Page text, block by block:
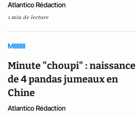
Atlantico Rédaction
1 min de lecture
MIIIIIIII
Minute "choupi" : naissance
de 4 pandas jumeaux en
Chine
Atlantico Rédaction